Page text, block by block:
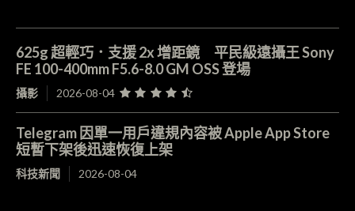
625g 超輕巧．支援 2x 增距鏡 平民級遠攝王 Sony
FE 100-400mm F5.6-8.0 GM OSS 登場
攝影 2026-08-04
Telegram 因單一用戶違規內容被 Apple App Store
短暫下架後迅速恢復上架
科技新聞 2026-08-04